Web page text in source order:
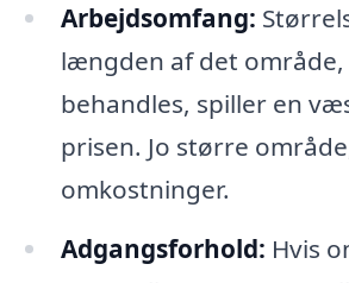
Arbejdsomfang:
længden af det område,
behandles, spiller en
prisen. Jo større
omkostninger.
Adgangsforhold: Hvis